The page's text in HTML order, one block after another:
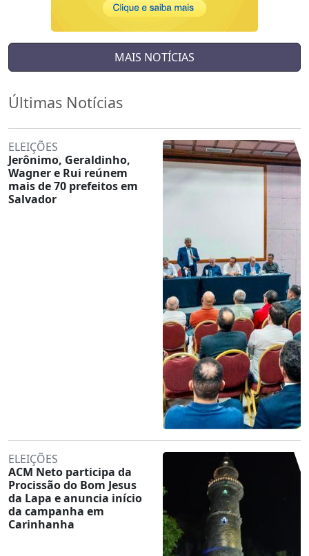
MAIS NOTÍCIAS
Últimas Notícias
ELEIÇÕES
Jerônimo, Geraldinho,
Wagner e Rui reúnem
mais de 70 prefeitos em
Salvador
ELEIÇÕES
ACM Neto participa da
Procissão do Bom Jesus
da Lapa e anuncia início
da campanha em
Carinhanha